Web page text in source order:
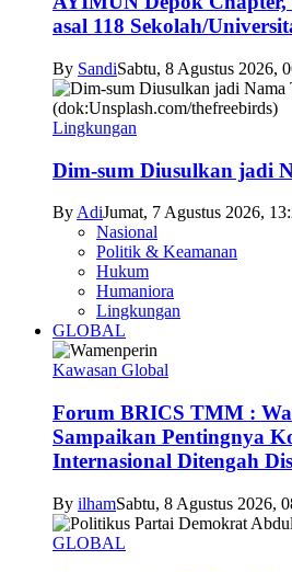
asal 118 Sekolah/
By SandiSabtu, 8 Agustus 2026,
Lingkungan
Dim-sum Diusulkan jadi
By AdiJumat, 7 Agustus 2026,
Nasional
Politik & Keamanan
Hukum
Humaniora
Lingkungan
GLOBAL
Kawasan Global
Forum BRICS TMM :
Sampaikan Pentingnya
Internasional Ditengah
By ilhamSabtu, 8 Agustus 2026,
GLOBAL